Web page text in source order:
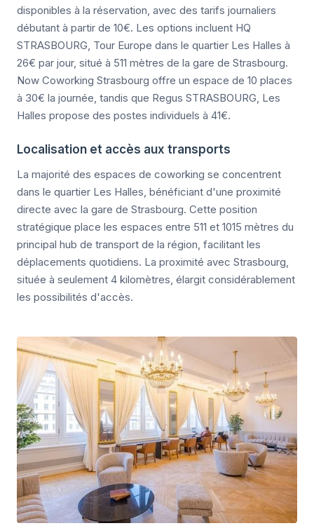
disponibles à la réservation, avec des tarifs journaliers
débutant à partir de 10€. Les options incluent HQ
STRASBOURG, Tour Europe dans le quartier Les Halles à
26€ par jour, situé à 511 mètres de la gare de Strasbourg.
Now Coworking Strasbourg offre un espace de 10 places
à 30€ la journée, tandis que Regus STRASBOURG, Les
Halles propose des postes individuels à 41€.
Localisation et accès aux transports
La majorité des espaces de coworking se concentrent
dans le quartier Les Halles, bénéficiant d'une proximité
directe avec la gare de Strasbourg. Cette position
stratégique place les espaces entre 511 et 1015 mètres du
principal hub de transport de la région, facilitant les
déplacements quotidiens. La proximité avec Strasbourg,
située à seulement 4 kilomètres, élargit considérablement
les possibilités d'accès.